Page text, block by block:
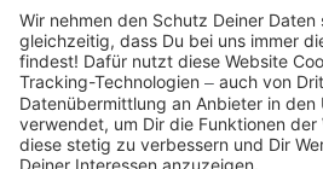
Partnerprogramm (Affiliate)
Folge uns auf